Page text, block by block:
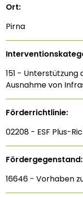
Ort:
Pirna
151 -
Ausnahme von
Förderrichtlinie:
02208 - ESF Plus-
Fördergegenstand:
16646 - Vorhaben